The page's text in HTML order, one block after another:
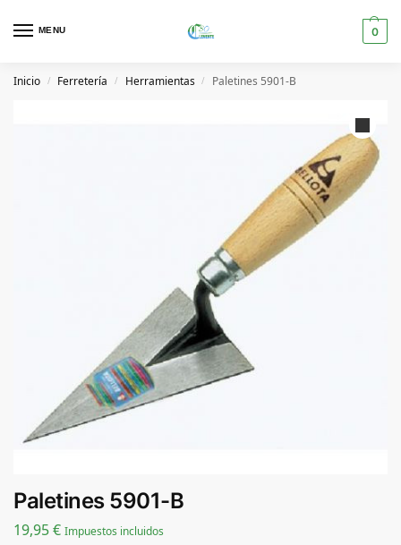
MENU 0
Inicio / Ferretería / Herramientas / Paletines 5901-B
Paletines 5901-B
19,95€ Impuestos incluidos